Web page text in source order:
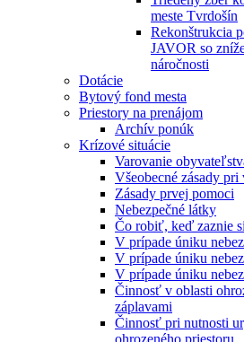
meste Tvrdošín
Rekonštrukcia
JAVOR so
náročnosti
Dotácie
Bytový fond mesta
Priestory na prenájom
Archív ponúk
Krízové situácie
Varovanie
Všeobecné zásady
Zásady prvej pomoci
Nebezpečné látky
Čo robiť, keď zaznie
V prípade úniku
V prípade úniku
V prípade úniku
Činnosť v oblasti
záplavami
Činnosť pri nutnosti
ohrozeného priestoru